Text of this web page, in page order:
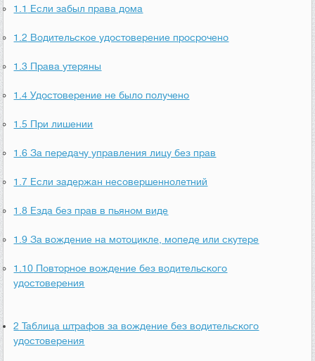
1.1 Если забыл права дома
1.2 Водительское удостоверение просрочено
1.3 Права утеряны
1.4 Удостоверение не было получено
1.5 При лишении
1.6 За передачу управления лицу без прав
1.7 Если задержан несовершеннолетний
1.8 Езда без прав в пьяном виде
1.9 За вождение на мотоцикле, мопеде или скутере
1.10 Повторное вождение без водительского
удостоверения
2 Таблица штрафов за вождение без водительского
удостоверения